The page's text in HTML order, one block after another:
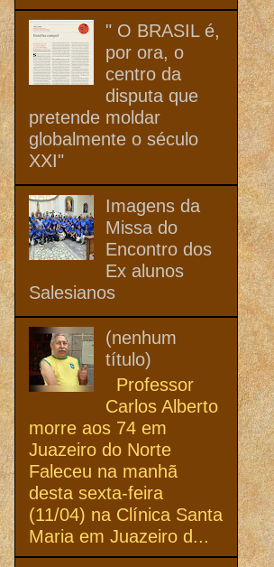
" O BRASIL é,
por ora, o
centro da
disputa que
pretende moldar
globalmente o século
XXI"
Imagens da
Missa do
Encontro dos
Ex alunos
Salesianos
(nenhum
título)
Professor
Carlos Alberto
morre aos 74 em
Juazeiro do Norte
Faleceu na manhã
desta sexta-feira
(11/04) na Clínica Santa
Maria em Juazeiro d...